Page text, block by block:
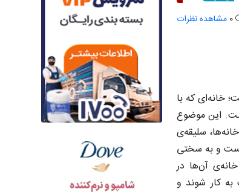
مشاهده نظرات
خانه‌ای که با
این موضوع
سلیقه‌ی
است و به سختی
آن‌ها در
به کار شوند و